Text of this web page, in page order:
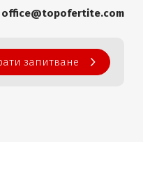
office@topofertite.com
запитване